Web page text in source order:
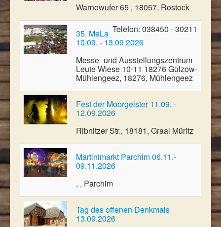
Warnowufer 65 , 18057, Rostock
Telefon: 038450 - 30211
35. MeLa
10.09. - 13.09.2026
Messe- und Ausstellungszentrum
Leute Wiese 10-11 18276 Gülzow-
Mühlengeez, 18276, Mühlengeez
Fest der Moorgeister 11.09. -
12.09.2026
Ribnitzer Str., 18181, Graal Müritz
Martinimarkt Parchim 06.11.-
09.11.2026
, , Parchim
Tag des offenen Denkmals
13.09.2026